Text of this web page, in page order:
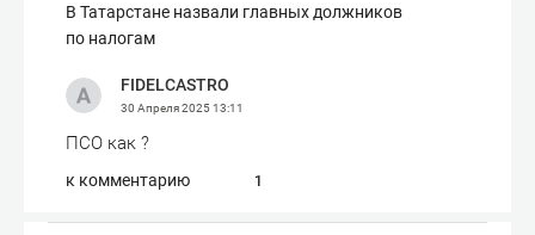
В Татарстане назвали главных должников
по налогам
FIDELCASTRO
30 Апреля 202513:11
ПСО как ?
к комментарию 1